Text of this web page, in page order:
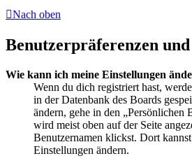
Nach oben
Benutzerpräferenzen
Wie kann ich meine Einstellungen
Wenn du dich registriert hast,
in der Datenbank des Boards
ändern, gehe in den „Persönlichen
wird meist oben auf der Seite
Benutzernamen klickst. Dort
Einstellungen ändern.